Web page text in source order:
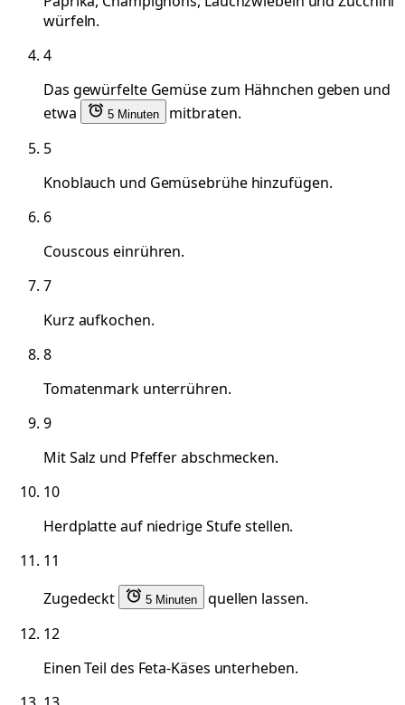
würfeln.
4
Das gewürfelte Gemüse zum Hähnchen geben und
etwa
5 Minuten
mitbraten.
5
Knoblauch und Gemüsebrühe hinzufügen.
6
Couscous einrühren.
7
Kurz aufkochen.
8
Tomatenmark unterrühren.
9
Mit Salz und Pfeffer abschmecken.
10
Herdplatte auf niedrige Stufe stellen.
11
Zugedeckt
5 Minuten
quellen lassen.
12
Einen Teil des Feta-Käses unterheben.